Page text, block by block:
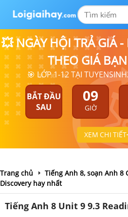
💥 NGÀY HỘI TRẢ GIÁ
THEO GIÁ BẠN
🎯 LỚP 1-12 TẠI
BẮT ĐẦU
SAU
09
GIỜ
XEM CHI TIẾT
Trang chủ
Tiếng Anh 8, soạn Anh 8
Discovery hay nhất
Tiếng Anh 8 Unit 9 9.3